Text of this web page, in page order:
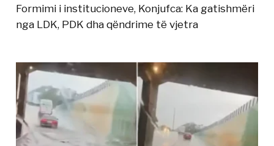
Formimi i institucioneve, Konjufca: Ka gatishmëri
nga LDK, PDK dha qëndrime të vjetra